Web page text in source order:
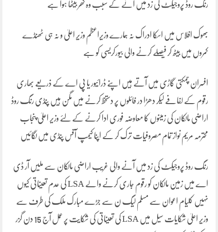
رنگ روڈ پروجیکٹ کی زد میں آنے کے سبب وہ گھر بیٹھا ہوا ہے
بھوک افلاس میں اسکا ادراک نہ ہمارے وزیراعظم وزیرِ اعلیٰ و نہ ہی ٹھنڈے
کمروں میں بیٹھ کر فیصلے کرنے والی بیورکریسی کو ہے
افسران چمکتی گاڑی میں آتے ہیں اپنے ڈرائیور یا پی اے کے ذریعے بھاری
رقوم کے لفافے لیکر دھڑا در فائلوں پر دستخط کرنے میں مگن ہیں پنڈی رنگ روڈ
اراضی مالکان کی زمینوں کا معاوضہ فوری ادا کرنے کے لئے وزیر اعلیٰ پنجاب
محترمہ مریم نواز تمام مصروفیات ترک کر کے اپنا کیمپ آفس پنڈی میں لگائیں
رنگ روڈ پروجیکٹ کی زد میں آنے والی غریب اراضی مالکان سے ملیں آر ڈی
اے میں زمین مالکان کو رقوم جاری کرنے والے LSA کی عدم تعیناتی کیوں
نہیں کلیام اعوان سے مسلم لیگ ن سے جڑے مبارک ملک کی طرف سے
وزیر اعلیٰ شکایات سیل میں LSA کی تعیناتی کی شکایت پر عمل آج 15 دن گزر